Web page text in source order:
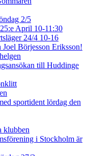
2/5
April 10-11:30
24/4 10-16
Börjesson Eriksson!
till Huddinge
sportident lördag den
klubben
i Stockholm är